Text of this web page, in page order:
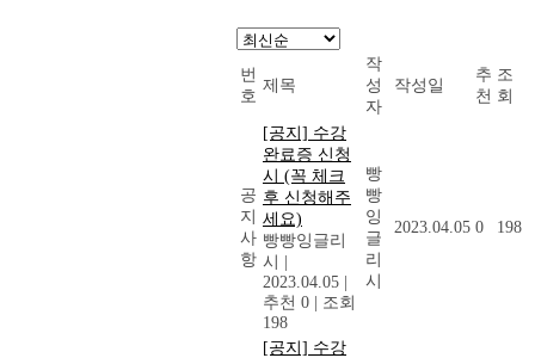
번
호
제목
작
성
자
작성일
추
천
조
회
공
지
사
항
[공지] 수강
완료증 신청
시 (꼭 체크
후 신청해주
세요)
빵빵잉글리
시 |
2023.04.05 |
추천 0 | 조회
198
빵
빵
잉
글
리
시
2023.04.05 0 198
[공지] 수강